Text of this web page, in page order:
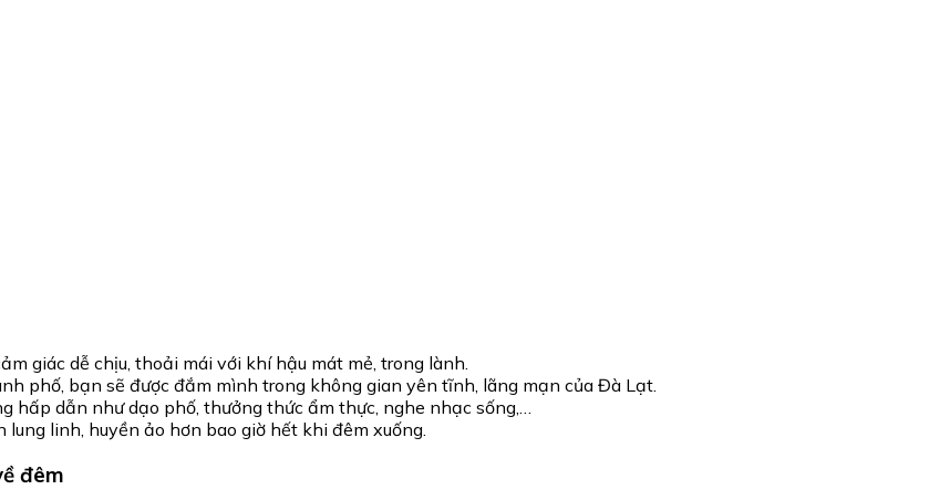
giác dễ chịu, thoải mái với khí hậu mát mẻ, trong lành.
phố, bạn sẽ được đắm mình trong không gian yên tĩnh, lãng mạn của Đà Lạt.
hấp dẫn như dạo phố, thưởng thức ẩm thực, nghe nhạc sống,…
linh, huyền ảo hơn bao giờ hết khi đêm xuống.
đêm